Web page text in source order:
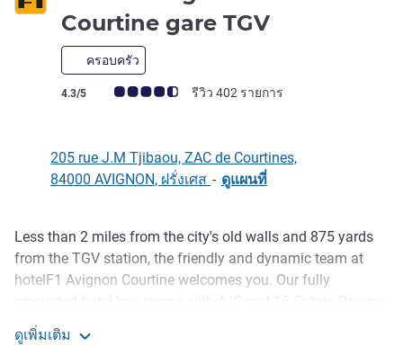
Courtine gare TGV
ครอบครัว
คะแนนความคิดเห็นจากแขก (เรทติ้งบน ALL)
4.3/5 รีวิว 402 รายการ
205 rue J.M Tjibaou, ZAC de Courtines,
84000 AVIGNON, ฝรั่งเศส - ดูแผนที่
รายละเอียด
Less than 2 miles from the city's old walls and 875 yards
from the TGV station, the friendly and dynamic team at
hotelF1 Avignon Courtine welcomes you. Our fully
with private bathrooms. Reading corner, buffet breakfast,
drinks dispenser, microwave, WIFI and free parking. For
ดูเพิ่มเติม